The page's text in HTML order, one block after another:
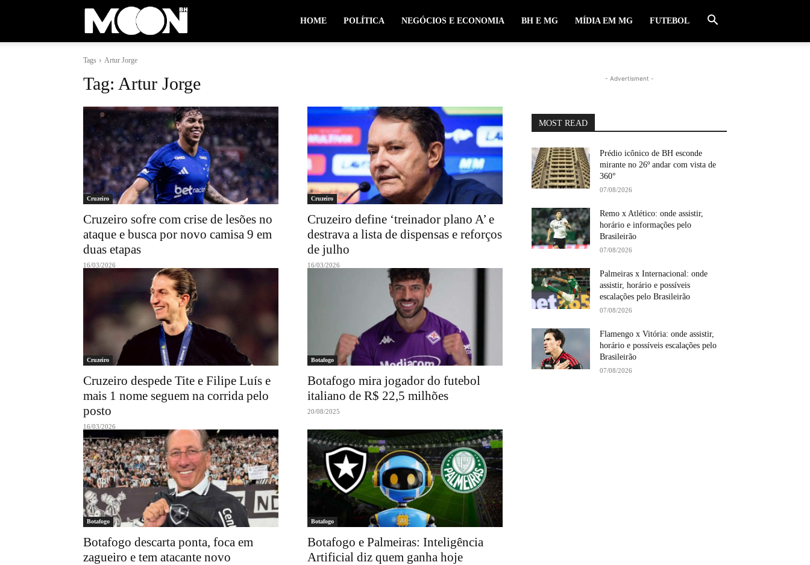
HOME POLÍTICA NEGÓCIOS E ECONOMIA BH E MG MÍDIA EM MG FUTEBOL
Tags Artur Jorge
Tag: Artur Jorge
Cruzeiro
Cruzeiro sofre com crise de lesões no
ataque e busca por novo camisa 9 em
duas etapas
16/03/2026
Cruzeiro
Cruzeiro define ‘treinador plano A’ e
destrava a lista de dispensas e reforços
de julho
16/03/2026
Cruzeiro
Cruzeiro despede Tite e Filipe Luís e
mais 1 nome seguem na corrida pelo
posto
16/03/2026
Botafogo
Botafogo mira jogador do futebol
italiano de R$ 22,5 milhões
20/08/2025
Botafogo
Botafogo descarta ponta, foca em
zagueiro e tem atacante novo
Botafogo
Botafogo e Palmeiras: Inteligência
Artificial diz quem ganha hoje
- Advertisment -
MOST READ
Prédio icônico de BH esconde
mirante no 26º andar com vista de
360°
07/08/2026
Remo x Atlético: onde assistir,
horário e informações pelo
Brasileirão
07/08/2026
Palmeiras x Internacional: onde
assistir, horário e possíveis
escalações pelo Brasileirão
07/08/2026
Flamengo x Vitória: onde assistir,
horário e possíveis escalações pelo
Brasileirão
07/08/2026